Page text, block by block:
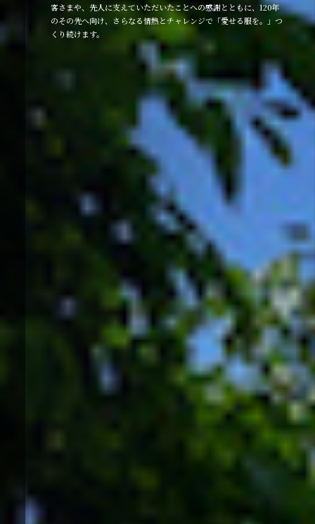
客さまや、先人に支えていただいたことへの感謝とともに、120年
のその先へ向け、さらなる情熱とチャレンジで「愛せる服を。」つ
くり続けます。